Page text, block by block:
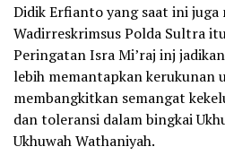
Didik Erfianto yang saat ini juga
Wadirreskrimsus Polda Sultra
Peringatan Isra Mi’raj inj
lebih memantapkan kerukunan
membangkitkan semangat
dan toleransi dalam bingkai
Ukhuwah Wathaniyah.